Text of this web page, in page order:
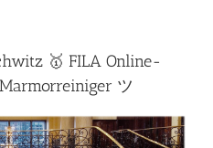
🥇 FILA Online-
ツ